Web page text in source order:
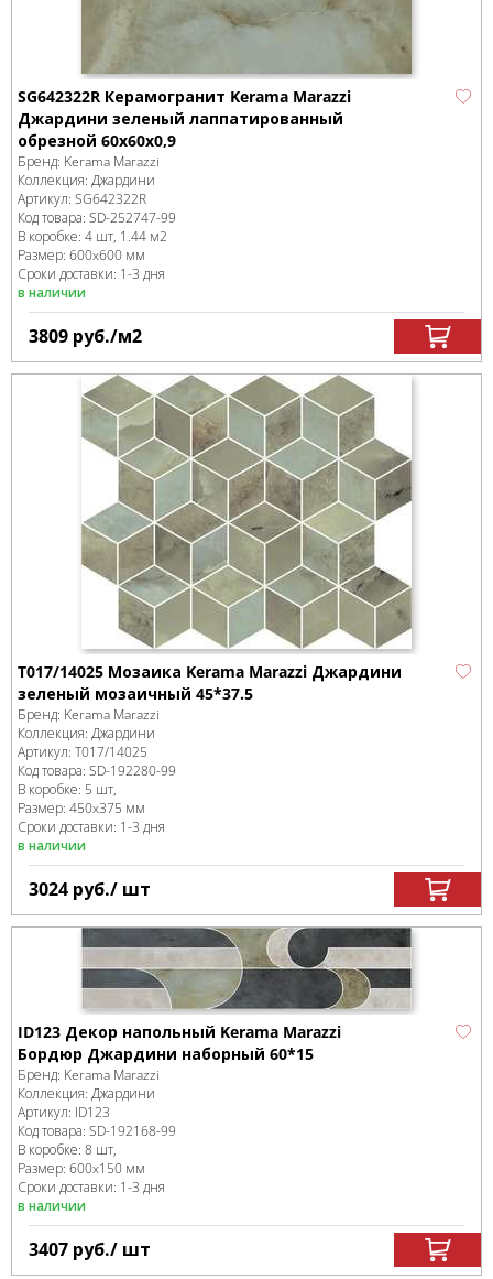
SG642322R Керамогранит Kerama Marazzi
Джардини зеленый лаппатированный
обрезной 60x60x0,9
Бренд: Kerama Marazzi
Коллекция: Джардини
Артикул: SG642322R
Код товара: SD-252747-99
В коробке: 4 шт, 1.44 м2
Размер: 600x600 мм
Сроки доставки: 1-3 дня
в наличии
3809 руб./м2
T017/14025 Мозаика Kerama Marazzi Джардини
зеленый мозаичный 45*37.5
Бренд: Kerama Marazzi
Коллекция: Джардини
Артикул: T017/14025
Код товара: SD-192280-99
В коробке: 5 шт,
Размер: 450x375 мм
Сроки доставки: 1-3 дня
в наличии
3024 руб./ шт
ID123 Декор напольный Kerama Marazzi
Бордюр Джардини наборный 60*15
Бренд: Kerama Marazzi
Коллекция: Джардини
Артикул: ID123
Код товара: SD-192168-99
В коробке: 8 шт,
Размер: 600x150 мм
Сроки доставки: 1-3 дня
в наличии
3407 руб./ шт